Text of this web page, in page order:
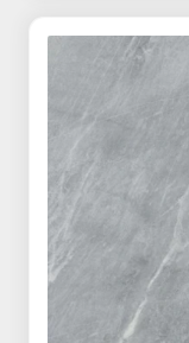
termékcsalád
CERSANIT Basic
termékcsalád
CERSANIT
CERSANIT
CERSANIT
termékcsalád
CERSANIT